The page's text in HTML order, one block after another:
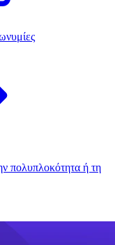
πολυπλοκότητα ή τη